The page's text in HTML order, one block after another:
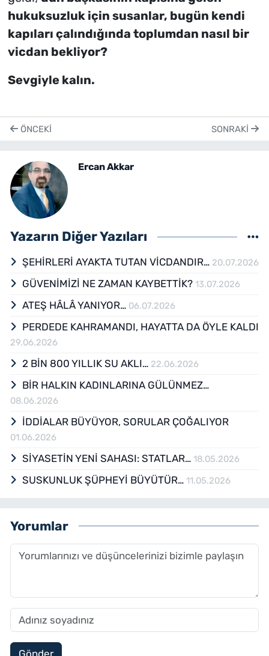
hukuksuzluk için susanlar, bugün kendi
kapıları çalındığında toplumdan nasıl bir
vicdan bekliyor?
Sevgiyle kalın.
ÖNCEKI SONRAKI
Ercan Akkar
Yazarın Diğer Yazıları
ŞEHİRLERİ AYAKTA TUTAN VİCDANDIR… 20.07.2026
GÜVENİMİZİ NE ZAMAN KAYBETTİK? 13.07.2026
ATEŞ HÂLÂ YANIYOR… 06.07.2026
PERDEDE KAHRAMANDI, HAYATTA DA ÖYLE KALDI
29.06.2026
2 BİN 800 YILLIK SU AKLI… 22.06.2026
BİR HALKIN KADINLARINA GÜLÜNMEZ…
08.06.2026
İDDİALAR BÜYÜYOR, SORULAR ÇOĞALIYOR
01.06.2026
SİYASETİN YENİ SAHASI: STATLAR… 18.05.2026
SUSKUNLUK ŞÜPHEYİ BÜYÜTÜR… 11.05.2026
Yorumlar